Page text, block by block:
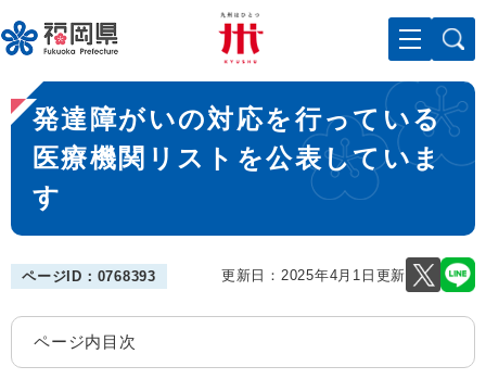
ー
ジ
先
頭
メニューを飛ばして本文へ
本
文
発達障がいの対応を行っている
医療機関リストを公表していま
す
ページID：0768393 更新日：2025年4月1日更新
ページ内目次